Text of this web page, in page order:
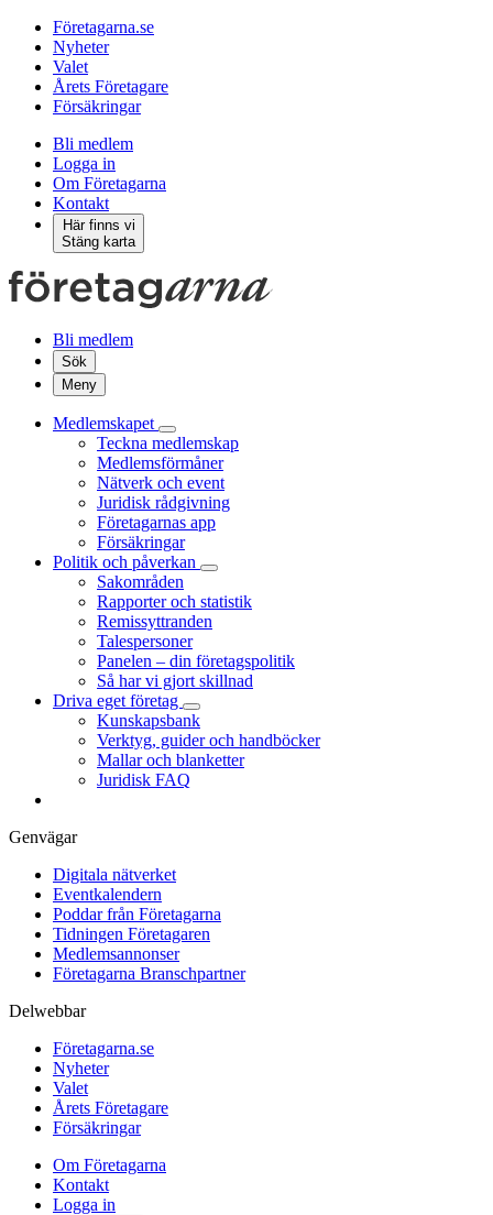
Företagarna.se
Nyheter
Valet
Årets Företagare
Försäkringar
Bli medlem
Logga in
Om Företagarna
Kontakt
Här finns vi
Stäng karta
Bli medlem
Sök
Meny
Medlemskapet
Teckna medlemskap
Medlemsförmåner
Nätverk och event
Juridisk rådgivning
Företagarnas app
Försäkringar
Politik och påverkan
Sakområden
Rapporter och statistik
Remissyttranden
Talespersoner
Panelen – din företagspolitik
Så har vi gjort skillnad
Driva eget företag
Kunskapsbank
Verktyg, guider och handböcker
Mallar och blanketter
Juridisk FAQ
Genvägar
Digitala nätverket
Eventkalendern
Poddar från Företagarna
Tidningen Företagaren
Medlemsannonser
Företagarna Branschpartner
Delwebbar
Företagarna.se
Nyheter
Valet
Årets Företagare
Försäkringar
Om Företagarna
Kontakt
Logga in